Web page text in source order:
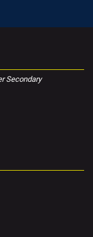
Secondary